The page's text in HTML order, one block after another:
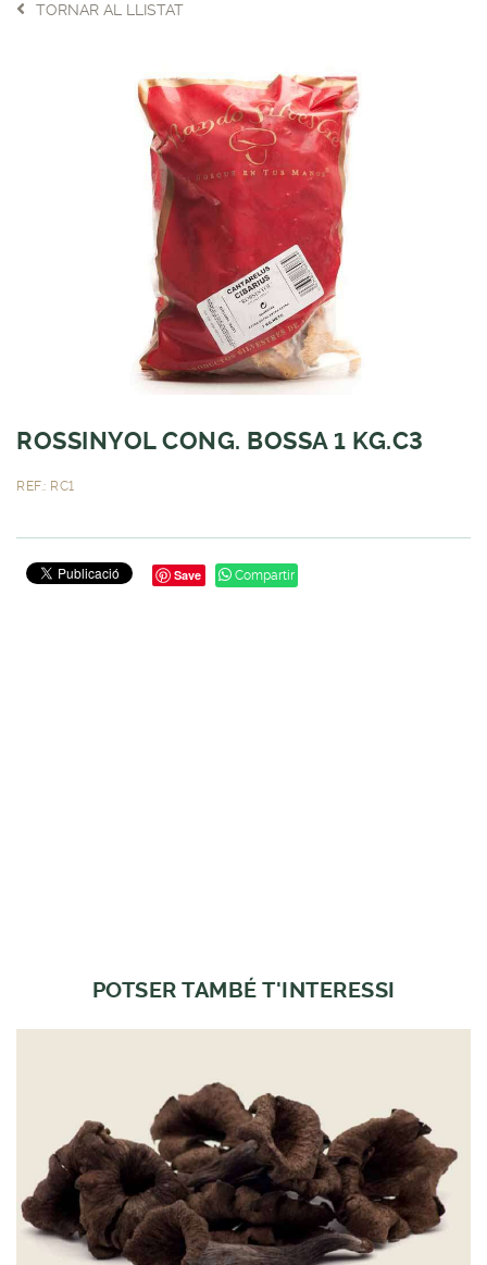
TORNAR AL LLISTAT
ROSSINYOL CONG. BOSSA 1 KG.C3
REF.: RC1
Save Compartir
POTSER TAMBÉ T'INTERESSI